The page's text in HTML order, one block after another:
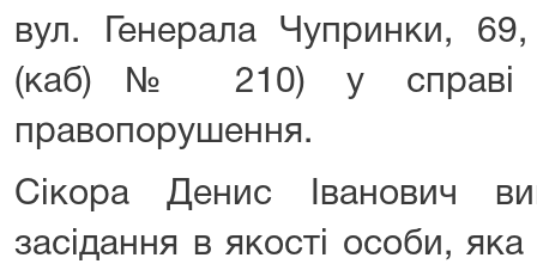
вул. Генерала Чупринки,
(каб)№ 210) у справі
правопорушення.
Сікора Денис Іванович
засідання в якості особи,